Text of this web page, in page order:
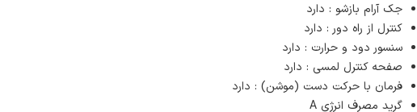
جک آرام بازشو : دارد
کنترل از راه دور : دارد
سنسور دود و حرارت : دارد
صفحه کنترل لمسی : دارد
فرمان با حرکت دست (موشن) : دارد
گرید مصرف انرژی A